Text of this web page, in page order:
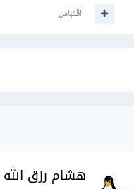
اقتباس
هشام رزق الله